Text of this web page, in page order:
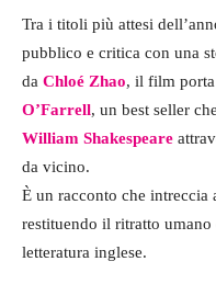
Tra i titoli più attesi
pubblico e critica con una
da Chloé Zhao, il film
O’Farrell, un best seller
William Shakespeare
da vicino.
È un racconto che intreccia
restituendo il ritratto
letteratura inglese.